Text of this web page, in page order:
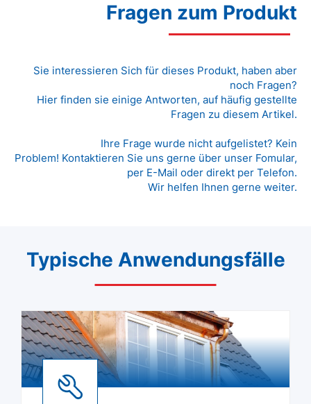
Fragen zum Produkt
Sie interessieren Sich für dieses Produkt, haben aber
noch Fragen?
Hier finden sie einige Antworten, auf häufig gestellte
Fragen zu diesem Artikel.
Ihre Frage wurde nicht aufgelistet? Kein
Problem! Kontaktieren Sie uns gerne über unser Fomular,
per E-Mail oder direkt per Telefon.
Wir helfen Ihnen gerne weiter.
Typische Anwendungsfälle